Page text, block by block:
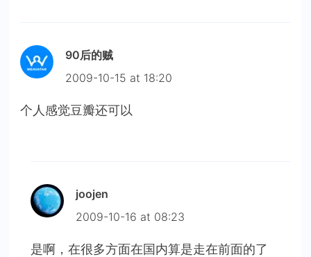
90后的贼
2009-10-15 at 18:20
个人感觉豆瓣还可以
joojen
2009-10-16 at 08:23
是啊，在很多方面在国内算是走在前面的了